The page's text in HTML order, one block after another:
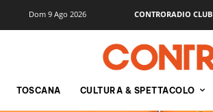
Dom 9 Ago 2026 CONTRORADIO CLUB
TOSCANA CULTURA & SPETTACOLO